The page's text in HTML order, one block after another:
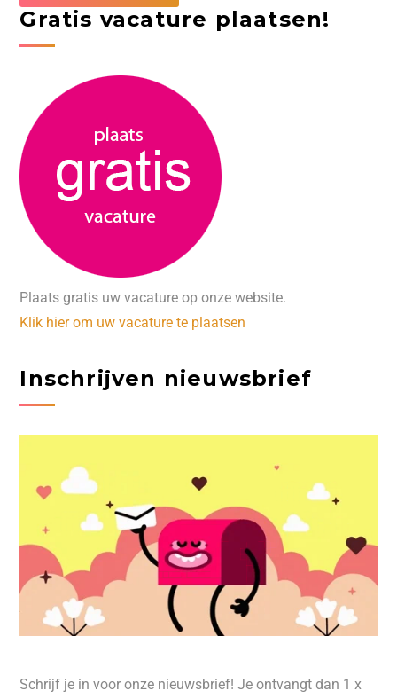
Gratis vacature plaatsen!
Plaats gratis uw vacature op onze website.
Klik hier om uw vacature te plaatsen
Inschrijven nieuwsbrief
Schrijf je in voor onze nieuwsbrief! Je ontvangt dan 1 x